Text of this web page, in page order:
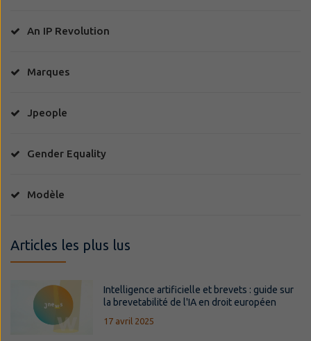
An IP Revolution
Marques
Jpeople
Gender Equality
Modèle
Articles les plus lus
Intelligence artificielle et brevets : guide sur
la brevetabilité de l'IA en droit européen
17 avril 2025